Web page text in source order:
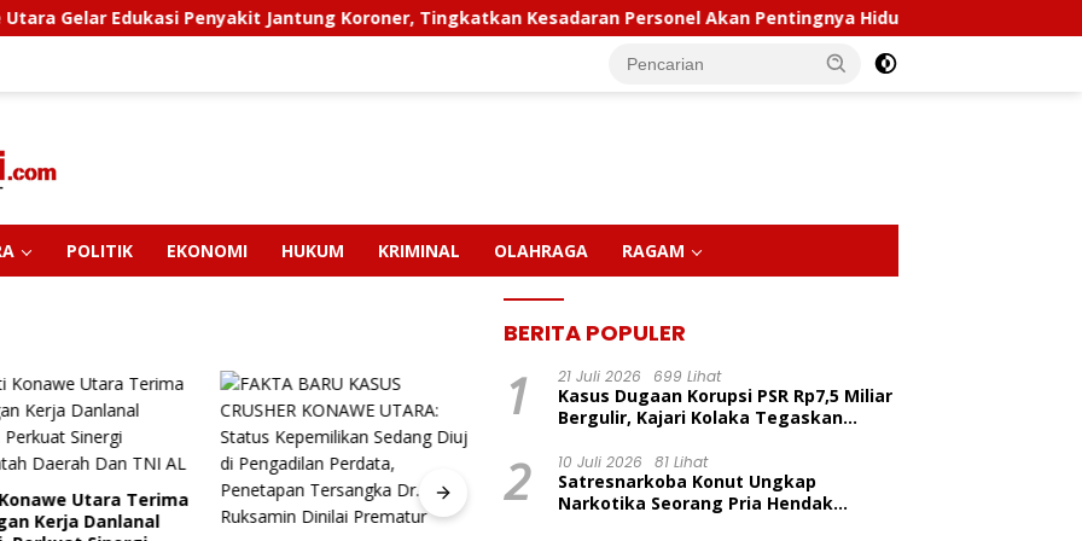
Penyakit Jantung Koroner, Tingkatkan Kesadaran Personel Akan Pentingnya Hidup Sehat
POLITIK EKONOMI HUKUM KRIMINAL OLAHRAGA RAGAM
Utara Terima
Kerja Danlanal
PT MLP Inisiasi Program
Kapolda Sultra Pimpin
BERITA POPULER
1 21 Juli 2026 699 Lihat
Kasus Dugaan Korupsi PSR Rp7,5 Miliar
Bergulir, Kajari Kolaka Tegaskan
2 10 Juli 2026 81 Lihat
Satresnarkoba Konut Ungkap
Narkotika Seorang Pria Hendak